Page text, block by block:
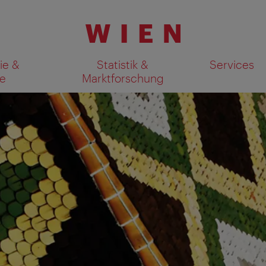
&
Statistik &
Marktforschung
Services
Suchergebnisse auf Karte